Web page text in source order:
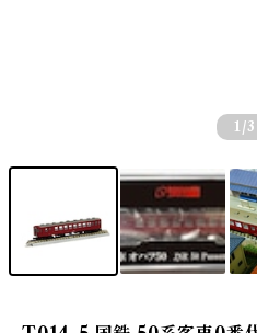
1 /3